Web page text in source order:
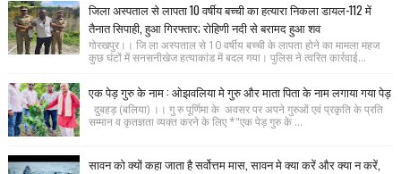
जिला अस्पताल से लापता 10 वर्षीय बच्ची का हत्यारा निकला डायल-112 में
तैनात सिपाही, हुआ गिरफ्तार; रोहिणी नदी से बरामद हुआ शव
गोरखपुर।। जि ला अस्पताल से 10 वर्षीय बच्ची के लापता होने का मामला महज
कुछ घंटों में सनसनीखेज हत्याकांड में बदल गया। पुलिस ने त्वरित कार्रवाई...
एक पेड़ गुरु के नाम : ओझवलिया मे गुरु और माता पिता के नाम लगाया गया पेड़
दुबहड़ (बलिया) ।। गु रु पूर्णिमा के अवसर पर अपने गुरुओं एवं प्रकृति के प्रति
सम्मान व कृतज्ञता व्यक्त करने के लिए *"एक पेड़ गुरु के ...
सावन को क्यों कहा जाता है सर्वोत्तम मास, सावन मे क्या करें और क्या न करें,